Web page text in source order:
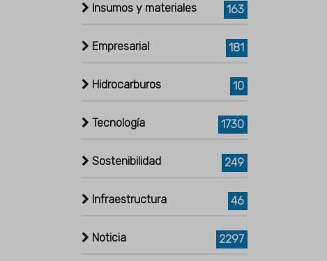
Insumos y materiales 163
Empresarial 181
Hidrocarburos 10
Tecnología 1730
Sostenibilidad 249
Infraestructura 46
Noticia 2297